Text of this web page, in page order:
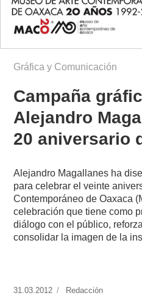
Gráfica y Comunicación
Campaña
Alejandro
20 aniversario
Alejandro Magallanes ha
para celebrar el veinte
Contemporáneo de Oaxaca
celebración que tiene como
diálogo con el público,
consolidar la imagen de la
Publicado
31.03.2012 https://
Redacción